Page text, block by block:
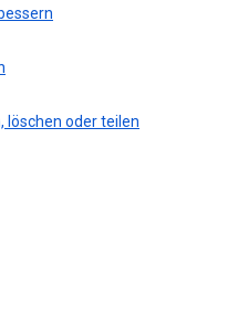
löschen oder teilen